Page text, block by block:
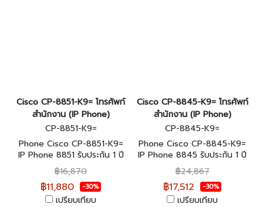
Cisco CP-8851-K9= โทรศัพท์
สำนักงาน (IP Phone)
CP-8851-K9=
Phone Cisco CP-8851-K9=
IP Phone 8851 รับประกัน 1 ปี
฿16,870
฿11,880 -30%
เปรียบเทียบ
Cisco CP-8845-K9= โทรศัพท์
สำนักงาน (IP Phone)
CP-8845-K9=
Phone Cisco CP-8845-K9=
IP Phone 8845 รับประกัน 1 ปี
฿24,867
฿17,512 -30%
เปรียบเทียบ